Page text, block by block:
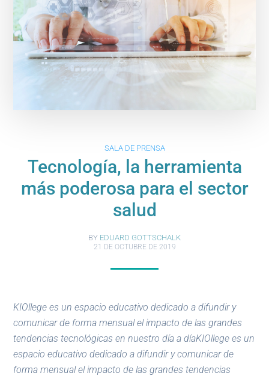
SALA DE PRENSA
Tecnología, la herramienta
más poderosa para el sector
salud
BY EDUARD GOTTSCHALK
21 DE OCTUBRE DE 2019
KIOllege es un espacio educativo dedicado a difundir y
comunicar de forma mensual el impacto de las grandes
tendencias tecnológicas en nuestro día a díaKIOllege es un
espacio educativo dedicado a difundir y comunicar de
forma mensual el impacto de las grandes tendencias